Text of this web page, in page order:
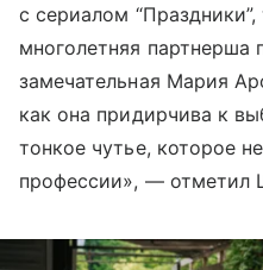
с сериалом
многолетняя партнерша
замечательная Мария
как она придирчива к
тонкое чутье, которое
профессии», — отметил